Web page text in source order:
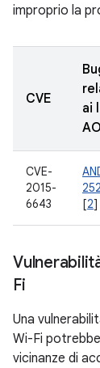
improprio la
CVE
ai
CVE-
2015-
6643
[2]
Fi
Una
Wi-Fi
vicinanze di